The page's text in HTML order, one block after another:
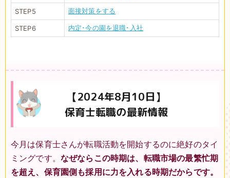
STEP5 面接対策をする
STEP6 内定･今の園を退職･入社
【2024年8月10日】
保育士転職の最新情報
今月は保育士さんが転職活動を開始するのに絶好のタイ
ミングです。 なぜならこの時期は、転職市場の最繁忙期
を超え、保育園側も採用に力を入れる時期だからです。